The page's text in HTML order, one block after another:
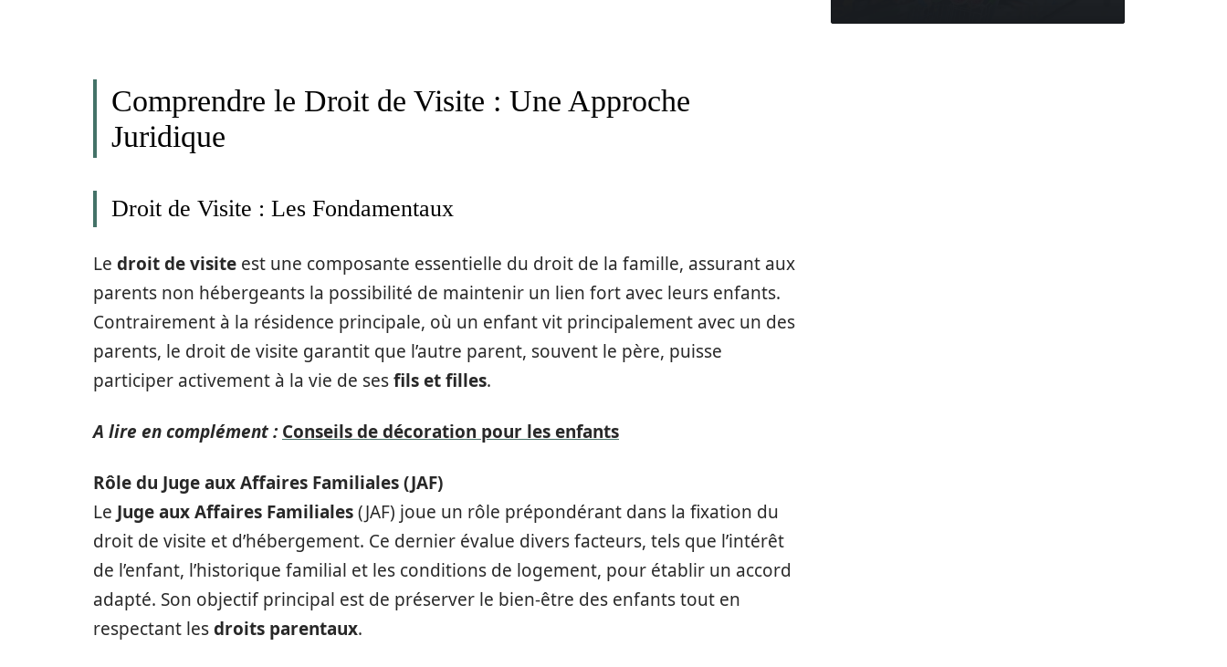
Comprendre le Droit de Visite : Une Approche
Juridique
Droit de Visite : Les Fondamentaux
Le droit de visite est une composante essentielle du droit de la famille, assurant aux
parents non hébergeants la possibilité de maintenir un lien fort avec leurs enfants.
Contrairement à la résidence principale, où un enfant vit principalement avec un des
parents, le droit de visite garantit que l’autre parent, souvent le père, puisse
participer activement à la vie de sesfils et filles.
A lire en complément : Conseils de décoration pour les enfants
Rôle du Juge aux Affaires Familiales (JAF)
Le Juge aux Affaires Familiales(JAF) joue un rôle prépondérant dans la fixation du
droit de visite et d’hébergement. Ce dernier évalue divers facteurs, tels que l’intérêt
de l’enfant, l’historique familial et les conditions de logement, pour établir un accord
adapté. Son objectif principal est de préserver le bien-être des enfants tout en
respectant lesdroits parentaux.